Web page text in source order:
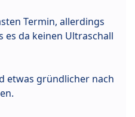
Termin, allerdings
es da keinen Ultraschall
etwas gründlicher nach